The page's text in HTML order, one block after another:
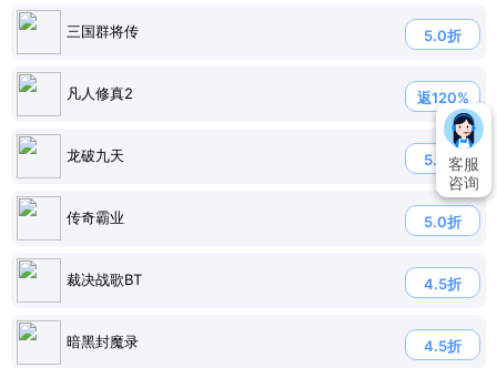
三国群将传 5.0折
凡人修真2 返120%
龙破九天 5.0折
传奇霸业 5.0折
裁决战歌BT 4.5折
暗黑封魔录 4.5折
客服
咨询